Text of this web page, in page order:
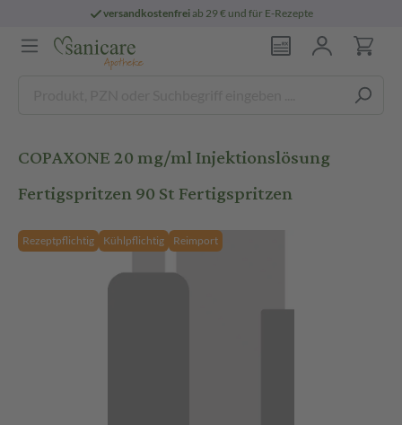
versandkostenfreiab 29 € und für E-Rezepte
COPAXONE 20 mg/ml Injektionslösung
Fertigspritzen 90 St Fertigspritzen
Rezeptpflichtig Kühlpflichtig Reimport